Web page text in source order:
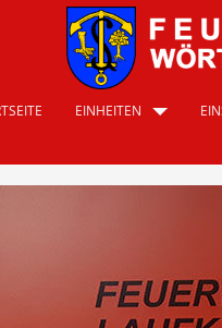
EINHEITEN